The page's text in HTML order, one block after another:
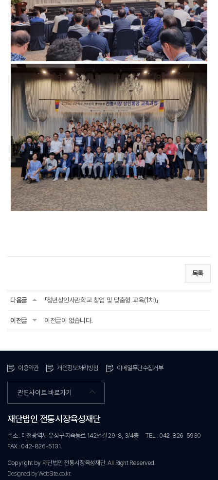
목록
다음글 「청년상인사관학교 창업 및 맞춤형 교육(1차)」
이전글 이전글이 없습니다.
이용약관 개인정보처리방침 이메일무단수집거부
관련사이트 바로가기
재단법인 전통시장육성재단
주소 : 대전광역시 유성구 지족동로 142번길 29-8, 3/4층
TEL : 042-826-5930
FAX : 042-826-5131
Copyright by 재단법인 전통시장육성재단. All Right Reserved.
Designed by WebSite.co.kr.